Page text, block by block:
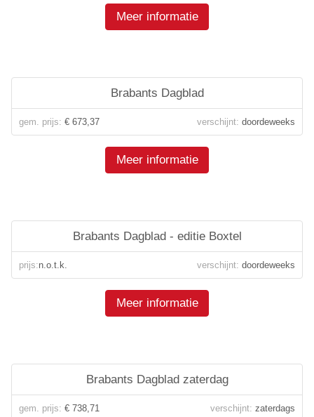
Meer informatie
Brabants Dagblad
gem. prijs: € 673,37 verschijnt: doordeweeks
Meer informatie
Brabants Dagblad - editie Boxtel
prijs:n.o.t.k. verschijnt: doordeweeks
Meer informatie
Brabants Dagblad zaterdag
gem. prijs: € 738,71 verschijnt: zaterdags